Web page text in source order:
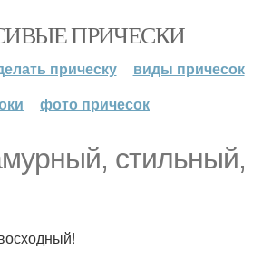
ПРИЧЕСКИ
прическу
виды причесок
фото причесок
стильный,